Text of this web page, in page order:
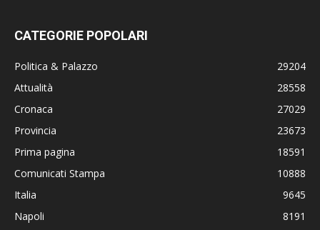
CATEGORIE POPOLARI
Politica & Palazzo
29204
Attualità
28558
Cronaca
27029
Provincia
23673
Prima pagina
18591
Comunicati Stampa
10888
Italia
9645
Napoli
8191